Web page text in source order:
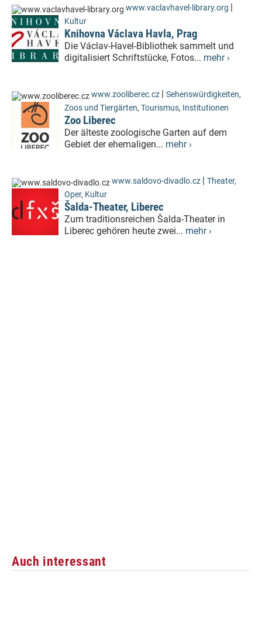
www.vaclavhavel-library.org |
Kultur
Knihovna Václava Havla, Prag
Die Václav-Havel-Bibliothek sammelt und
digitalisiert Schriftstücke, Fotos... mehr ›
www.zooliberec.cz | Sehenswürdigkeiten,
Zoos und Tiergärten, Tourismus, Institutionen
Zoo Liberec
Der älteste zoologische Garten auf dem
Gebiet der ehemaligen... mehr ›
www.saldovo-divadlo.cz | Theater,
Oper, Kultur
Šalda-Theater, Liberec
Zum traditionsreichen Šalda-Theater in
Liberec gehören heute zwei... mehr ›
Auch interessant